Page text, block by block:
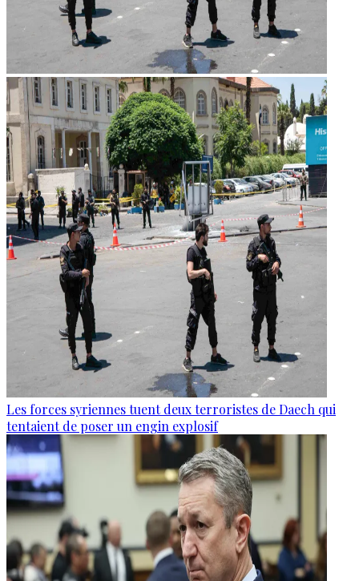
Les forces syriennes tuent deux terroristes de Daech qui
tentaient de poser un engin explosif